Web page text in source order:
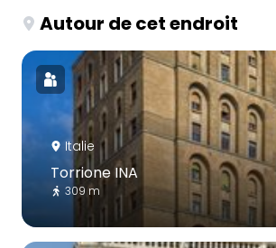
Autour de cet endroit
Italie
Torrione INA
309 m